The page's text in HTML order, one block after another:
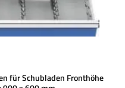
für Schubladen Fronthöhe